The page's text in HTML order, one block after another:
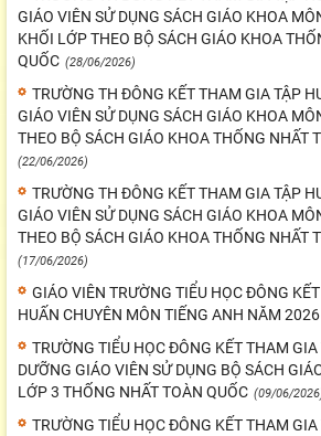
GIÁO VIÊN SỬ DỤNG SÁCH GIÁO KHOA
KHỐI LỚP THEO BỘ SÁCH GIÁO KHOA
QUỐC (28/06/2026)
TRƯỜNG TH ĐÔNG KẾT THAM GIA TẬP
GIÁO VIÊN SỬ DỤNG SÁCH GIÁO KHOA
THEO BỘ SÁCH GIÁO KHOA THỐNG NHẤT
(22/06/2026)
TRƯỜNG TH ĐÔNG KẾT THAM GIA TẬP
GIÁO VIÊN SỬ DỤNG SÁCH GIÁO KHOA
THEO BỘ SÁCH GIÁO KHOA THỐNG NHẤT
(17/06/2026)
GIÁO VIÊN TRƯỜNG TIỂU HỌC ĐÔNG
HUẤN CHUYÊN MÔN TIẾNG ANH NĂM 2026
TRƯỜNG TIỂU HỌC ĐÔNG KẾT THAM GIA
DƯỠNG GIÁO VIÊN SỬ DỤNG BỘ SÁCH
LỚP 3 THỐNG NHẤT TOÀN QUỐC (09/06/
TRƯỜNG TIỂU HỌC ĐÔNG KẾT THAM GIA